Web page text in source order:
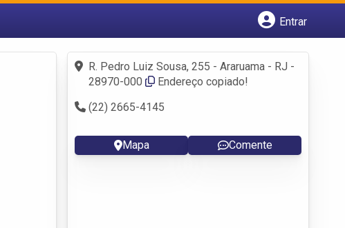
Entrar
Fazer login
Criar conta
R. Pedro Luiz Sousa, 255 - Araruama - RJ -
28970-000
Endereço copiado!
(22) 2665-4145
Mapa Comente